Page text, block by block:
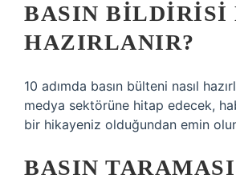
BASIN BILDIRISI
HAZIRLANIR?
10 adımda basın bülteni nasıl
medya sektörüne hitap edecek,
bir hikayeniz olduğundan emin
BASIN